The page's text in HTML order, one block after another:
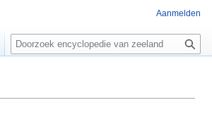
Aanmelden
Z
e